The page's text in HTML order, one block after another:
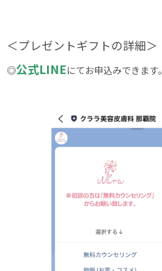
＜プレゼントギフトの詳細＞
◎公式LINEにてお申込みできます。